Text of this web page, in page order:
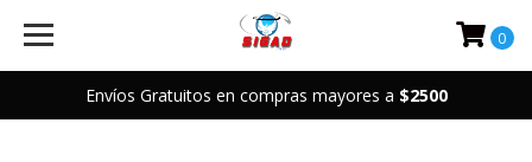
Envíos Gratuitos en compras mayores a $2500
0